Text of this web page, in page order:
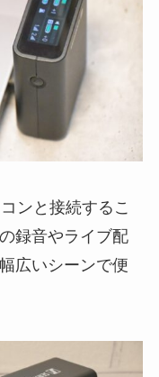
ンと接続するこ
録音やライブ配
広いシーンで便